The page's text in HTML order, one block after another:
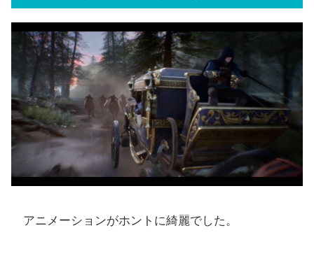
アニメーションがホントに綺麗でした。